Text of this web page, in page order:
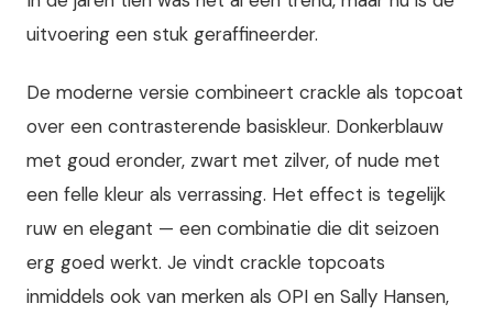
uitvoering een stuk geraffineerder.
De moderne versie combineert crackle als topcoat
over een contrasterende basiskleur. Donkerblauw
met goud eronder, zwart met zilver, of nude met
een felle kleur als verrassing. Het effect is tegelijk
ruw en elegant — een combinatie die dit seizoen
erg goed werkt. Je vindt crackle topcoats
inmiddels ook van merken als OPI en Sally Hansen,